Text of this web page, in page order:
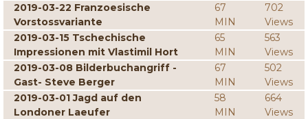
2019-03-22 Franzoesische
Vorstossvariante
67
MIN
702
Views
2019-03-15 Tschechische
Impressionen mit Vlastimil Hort
65
MIN
563
Views
2019-03-08 Bilderbuchangriff -
Gast- Steve Berger
67
MIN
502
Views
2019-03-01 Jagd auf den
Londoner Laeufer
58
MIN
664
Views